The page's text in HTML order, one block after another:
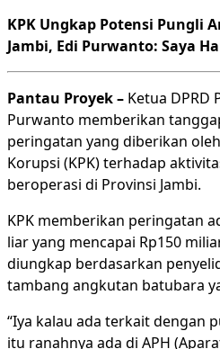
KPK Ungkap Potensi Pungli
Jambi, Edi Purwanto: Saya
Pantau Proyek – Ketua DPRD
Purwanto memberikan
peringatan yang diberikan
Korupsi (KPK) terhadap
beroperasi di Provinsi Jambi.
KPK memberikan peringatan
liar yang mencapai Rp150
diungkap berdasarkan
tambang angkutan batubara
“Iya kalau ada terkait dengan
itu ranahnya ada di APH